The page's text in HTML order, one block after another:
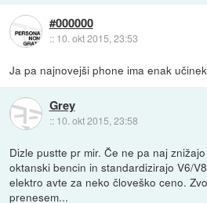
#000000
:: 10. okt 2015, 23:53
Ja pa najnovejši phone ima enak
Grey
:: 10. okt 2015, 23:58
Dizle pustte pr mir. Če ne pa naj
oktanski bencin in standardizirajo V6/
elektro avte za neko človeško ceno.
prenesem...